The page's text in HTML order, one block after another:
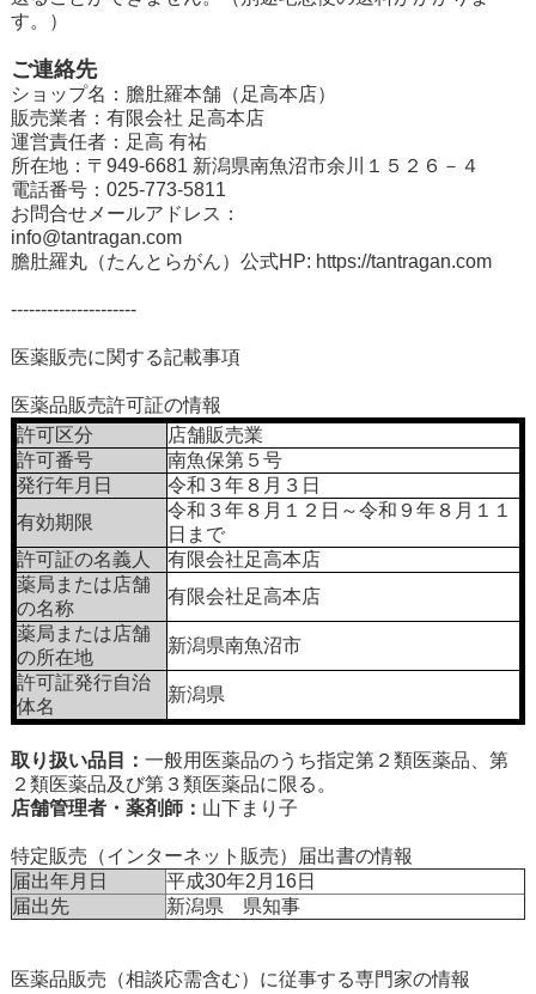
す。）
ご連絡先
ショップ名：膽肚羅本舗（足高本店）
販売業者：有限会社 足高本店
運営責任者：足高 有祐
所在地：〒949-6681 新潟県南魚沼市余川１５２６－４
電話番号：025-773-5811
お問合せメールアドレス：
info@tantragan.com
膽肚羅丸（たんとらがん）公式HP: https://tantragan.com
---------------------
医薬販売に関する記載事項
医薬品販売許可証の情報
許可区分
店舗販売業
許可番号
南魚保第５号
発行年月日
令和３年８月３日
有効期限
令和３年８月１２日～令和９年８月１１
日まで
許可証の名義人
有限会社足高本店
薬局または店舗
の名称
有限会社足高本店
薬局または店舗
の所在地
新潟県南魚沼市
許可証発行自治
体名
新潟県
取り扱い品目： 一般用医薬品のうち指定第２類医薬品、第
２類医薬品及び第３類医薬品に限る。
店舗管理者・薬剤師： 山下まり子
特定販売（インターネット販売）届出書の情報
届出年月日
平成30年2月16日
届出先
新潟県 県知事
医薬品販売（相談応需含む）に従事する専門家の情報